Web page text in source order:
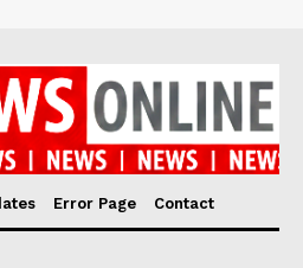
Error Page Contact